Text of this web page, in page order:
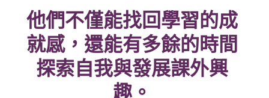
他們不僅能找回學習的成
就感，還能有多餘的時間
探索自我與發展課外興
趣。